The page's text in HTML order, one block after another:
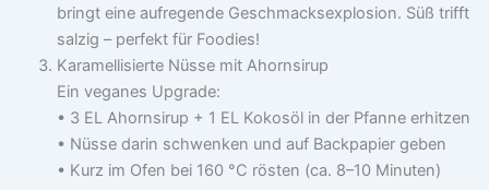
bringt eine aufregende Geschmacksexplosion. Süß trifft
salzig – perfekt für Foodies!
Karamellisierte Nüsse mit Ahornsirup
Ein veganes Upgrade:
• 3 EL Ahornsirup + 1 EL Kokosöl in der Pfanne erhitzen
• Nüsse darin schwenken und auf Backpapier geben
• Kurz im Ofen bei 160 °C rösten (ca. 8–10 Minuten)